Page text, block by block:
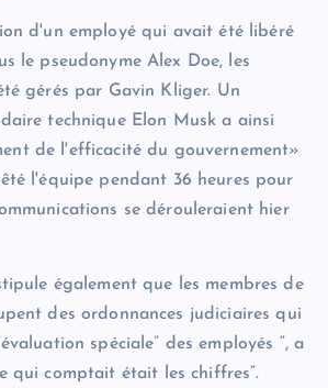
d'un employé qui avait été libéré
le pseudonyme Alex Doe, les
gérés par Gavin Kliger. Un
technique Elon Musk a ainsi
de l'efficacité du gouvernement»
l'équipe pendant 36 heures pour
se dérouleraient hier
également que les membres de
des ordonnances judiciaires qui
spéciale” des employés “, a
qui comptait était les chiffres”.